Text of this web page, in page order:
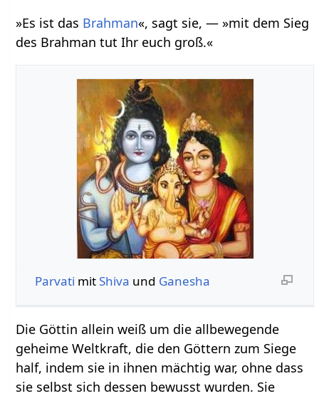
»Es ist das Brahman«, sagt sie, — »mit dem Sieg
des Brahman tut Ihr euch groß.«
Parvati mit Shiva und Ganesha
Die Göttin allein weiß um die allbewegende
geheime Weltkraft, die den Göttern zum Siege
half, indem sie in ihnen mächtig war, ohne dass
sie selbst sich dessen bewusst wurden. Sie